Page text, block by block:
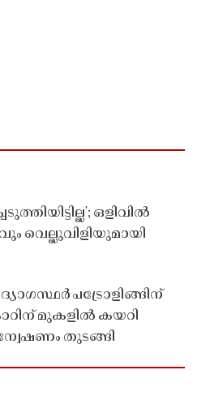
ഒളിവിൽ
വെല്ലുവിളിയുമായി
പട്രോളിങ്ങിന്
മുകളിൽ കയറി
തുടങ്ങി